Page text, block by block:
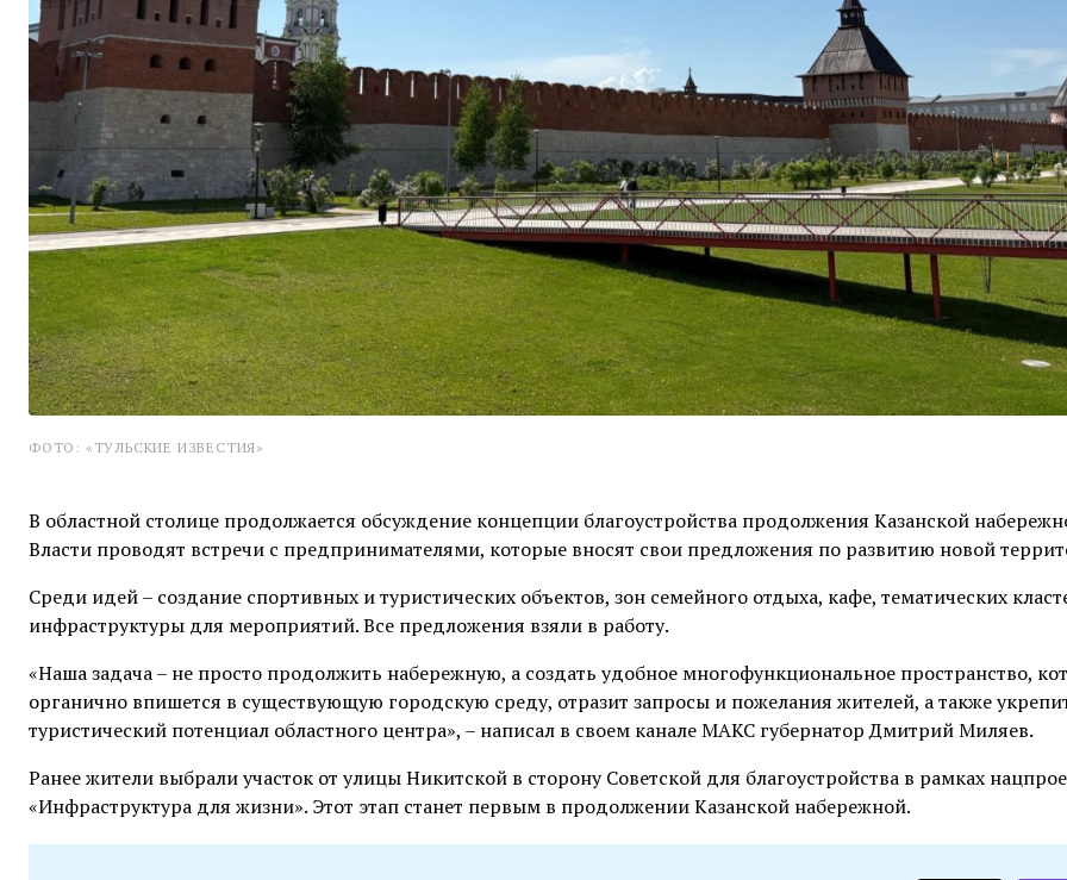
ФОТО: «ТУЛЬСКИЕ ИЗВЕСТИЯ»
В областной столице продолжается обсуждение концепции благоустройства продолжения Казанской
Власти проводят встречи с предпринимателями, которые вносят свои предложения по развитию новой
Среди идей – создание спортивных и туристических объектов, зон семейного отдыха, кафе, тематических
инфраструктуры для мероприятий. Все предложения взяли в работу.
«Наша задача – не просто продолжить набережную, а создать удобное многофункциональное пространство,
органично впишется в существующую городскую среду, отразит запросы и пожелания жителей, а также
туристический потенциал областного центра», – написал в своем канале МАКС губернатор Дмитрий Миляев.
Ранее жители выбрали участок от улицы Никитской в сторону Советской для благоустройства в рамках
«Инфраструктура для жизни». Этот этап станет первым в продолжении Казанской набережной.